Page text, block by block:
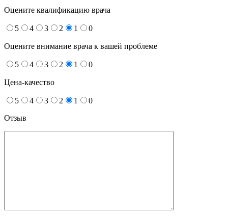
Оцените квалификацию врача
5 4 3 2 1 0
Оцените внимание врача к вашей проблеме
5 4 3 2 1 0
Цена-качество
5 4 3 2 1
0
Отзыв